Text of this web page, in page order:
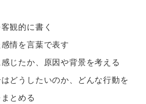
観的に書く
情を言葉で表す
じたか、原因や背景を考える
どうしたいのか、どんな行動を
とめる